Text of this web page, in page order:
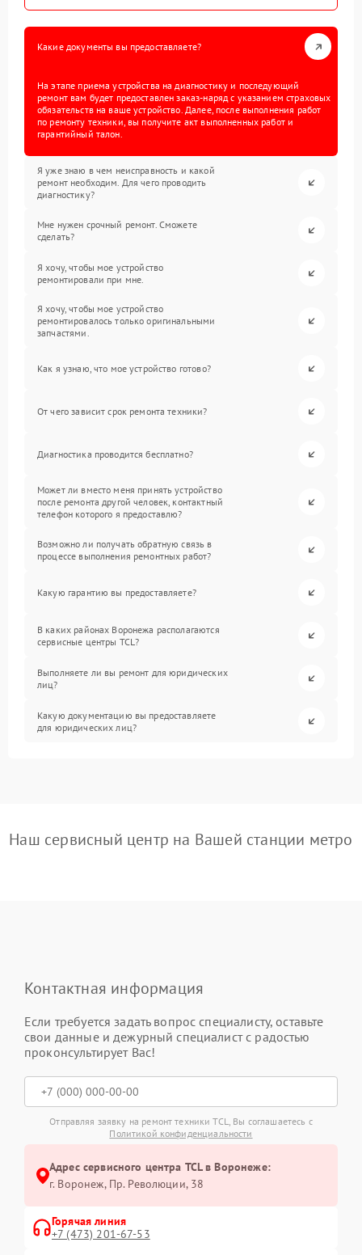
Какие документы вы предоставляете?
На этапе приема устройства на диагностику и последующий
ремонт вам будет предоставлен заказ-наряд с указанием страховых
обязательств на ваше устройство. Далее, после выполнения работ
по ремонту техники, вы получите акт выполненных работ и
гарантийный талон.
Я уже знаю в чем неисправность и какой
ремонт необходим. Для чего проводить
диагностику?
Мне нужен срочный ремонт. Сможете
сделать?
Я хочу, чтобы мое устройство
ремонтировали при мне.
Я хочу, чтобы мое устройство
ремонтировалось только оригинальными
запчастями.
Как я узнаю, что мое устройство готово?
От чего зависит срок ремонта техники?
Диагностика проводится бесплатно?
Может ли вместо меня принять устройство
после ремонта другой человек, контактный
телефон которого я предоставлю?
Возможно ли получать обратную связь в
процессе выполнения ремонтных работ?
Какую гарантию вы предоставляете?
В каких районах Воронежа располагаются
сервисные центры TCL?
Выполняете ли вы ремонт для юридических
лиц?
Какую документацию вы предоставляете
для юридических лиц?
Наш сервисный центр на Вашей станции метро
Контактная информация
Если требуется задать вопрос специалисту, оставьте
свои данные и дежурный специалист с радостью
проконсультирует Вас!
Отправляя заявку на ремонт техники TCL, Вы соглашаетесь с
Политикой конфиденциальности
Адрес сервисного центра TCL в Воронеже:
г. Воронеж, Пр. Революции, 38
Горячая линия
+7 (473) 201-67-53